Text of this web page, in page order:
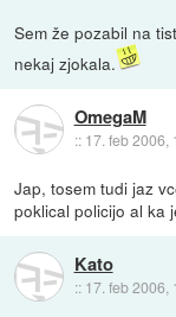
Sem že pozabil na
nekaj zjokala.
OmegaM
:: 17. feb 2006,
Jap, tosem tudi jaz
poklical policijo al ka
Kato
:: 17. feb 2006,